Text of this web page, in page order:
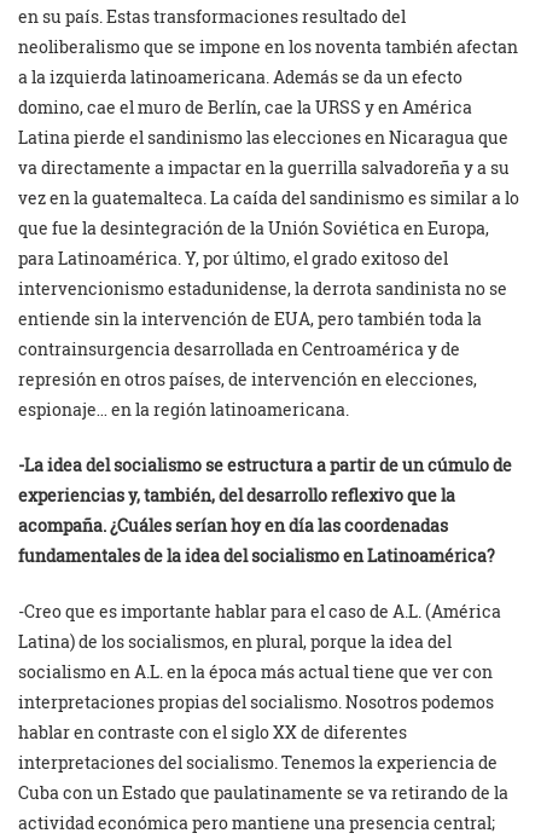
en su país. Estas transformaciones resultado del
neoliberalismo que se impone en los noventa también afectan
a la izquierda latinoamericana. Además se da un efecto
domino, cae el muro de Berlín, cae la URSS y en América
Latina pierde el sandinismo las elecciones en Nicaragua que
va directamente a impactar en la guerrilla salvadoreña y a su
vez en la guatemalteca. La caída del sandinismo es similar a lo
que fue la desintegración de la Unión Soviética en Europa,
para Latinoamérica. Y, por último, el grado exitoso del
intervencionismo estadunidense, la derrota sandinista no se
entiende sin la intervención de EUA, pero también toda la
contrainsurgencia desarrollada en Centroamérica y de
represión en otros países, de intervención en elecciones,
espionaje… en la región latinoamericana.
-La idea del socialismo se estructura a partir de un cúmulo de
experiencias y, también, del desarrollo reflexivo que la
acompaña. ¿Cuáles serían hoy en día las coordenadas
fundamentales de la idea del socialismo en Latinoamérica?
-Creo que es importante hablar para el caso de A.L. (América
Latina) de los socialismos, en plural, porque la idea del
socialismo en A.L. en la época más actual tiene que ver con
interpretaciones propias del socialismo. Nosotros podemos
hablar en contraste con el siglo XX de diferentes
interpretaciones del socialismo. Tenemos la experiencia de
Cuba con un Estado que paulatinamente se va retirando de la
actividad económica pero mantiene una presencia central;